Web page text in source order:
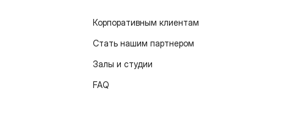
Корпоративным клиентам
Стать нашим партнером
Залы и студии
FAQ